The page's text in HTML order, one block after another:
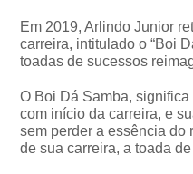
Em 2019, Arlindo Junior
carreira, intitulado o “Boi
toadas de sucessos
O Boi Dá Samba,
com início da carreira, e
sem perder a essência do
de sua carreira, a toada